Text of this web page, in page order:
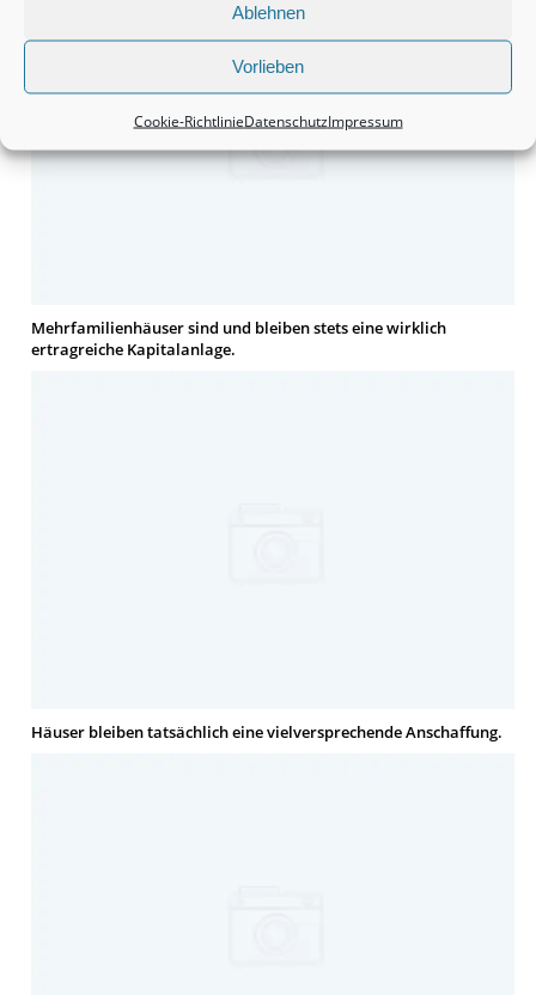
Ablehnen
Vorlieben
Cookie-RichtlinieDatenschutzImpressum
Mehrfamilienhäuser sind und bleiben stets eine wirklich
ertragreiche Kapitalanlage.
Häuser bleiben tatsächlich eine vielversprechende Anschaffung.